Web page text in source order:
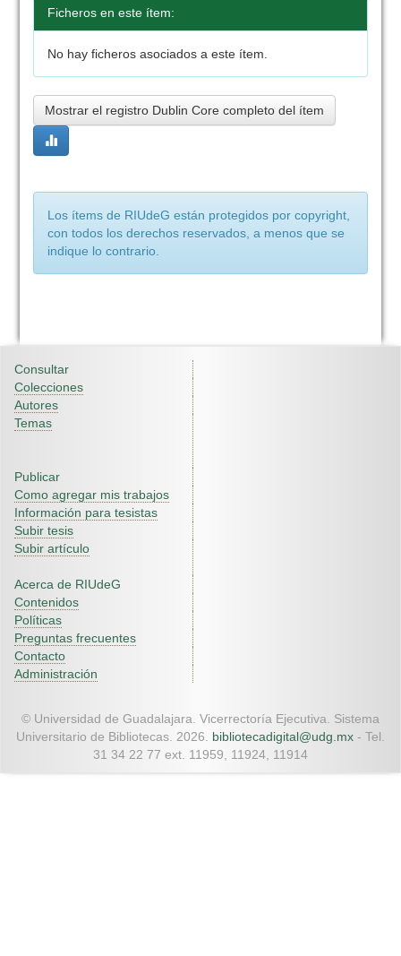
Ficheros en este ítem:
No hay ficheros asociados a este ítem.
Mostrar el registro Dublin Core completo del ítem
Los ítems de RIUdeG están protegidos por copyright,
con todos los derechos reservados, a menos que se
indique lo contrario.
Consultar
Colecciones
Autores
Temas
Publicar
Como agregar mis trabajos
Información para tesistas
Subir tesis
Subir artículo
Acerca de RIUdeG
Contenidos
Políticas
Preguntas frecuentes
Contacto
Administración
© Universidad de Guadalajara. Vicerrectoría Ejecutiva. Sistema
Universitario de Bibliotecas. 2026. bibliotecadigital@udg.mx - Tel.
31 34 22 77 ext. 11959, 11924, 11914